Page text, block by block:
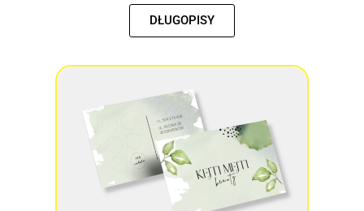
DŁUGOPISY